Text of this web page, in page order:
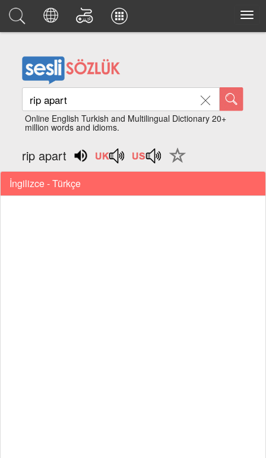
Online English Turkish and Multilingual Dictionary 20+
million words and idioms.
rip apart
İngilizce - Türkçe